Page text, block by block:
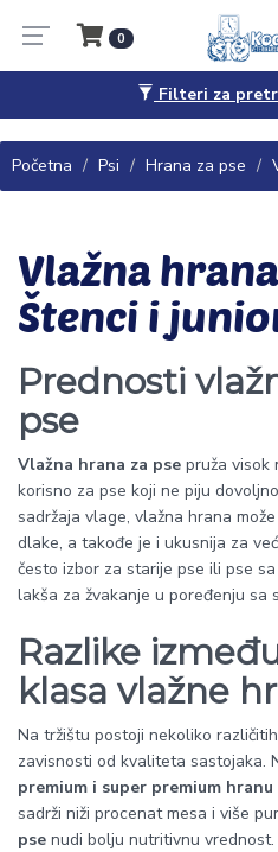
0
Pitanja, saveti i
Početna Psi Hrana za pse
Filteri za
Vlažna
Štenci i
Prednosti
pse
Vlažna hrana za pse pruža visok
korisno za pse koji ne piju
sadržaja vlage, vlažna hrana
dlake, a takođe je i ukusnija za
često izbor za starije pse ili pse
lakša za žvakanje u poređenju sa
Razlike
klasa vlažne
Na tržištu postoji nekoliko
zavisnosti od kvaliteta sastojaka.
premium i super premium hranu
sadrži niži procenat mesa i više
pse nudi bolju nutritivnu